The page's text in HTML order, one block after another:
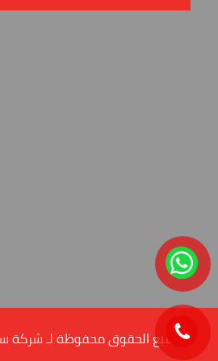
© جميع الحقوق محفوظة لـ شركة